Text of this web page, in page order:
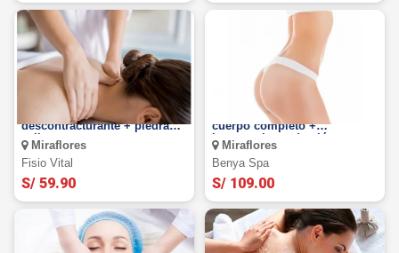
Masaje relajante y/o
descontracturante + piedras
calientes, compresas,
reflexología y más
Miraflores
Fisio Vital
S/ 59.90
10 visitas de liporeductor en
cuerpo completo +
levantamiento de glúteos y
más.
Miraflores
Benya Spa
S/ 109.00